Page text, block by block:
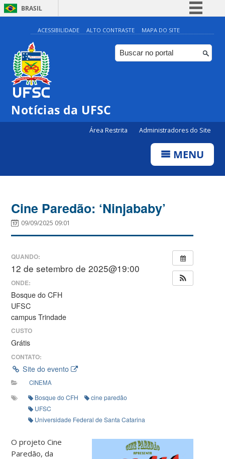
BRASIL
Simplifique!
Comunica BR
Participe
ACESSIBILIDADE ALTO CONTRASTE MAPA DO SITE
Notícias da UFSC
Área Restrita Administradores do Site
MENU
Cine Paredão: ‘Ninjababy’
09/09/2025 09:01
QUANDO:
12 de setembro de 2025@19:00
ONDE:
Bosque do CFH
UFSC
campus Trindade
CUSTO
Grátis
CONTATO:
Site do evento
CINEMA
Bosque do CFH
cine paredão
UFSC
Universidade Federal de Santa Catarina
O projeto Cine
Paredão, da